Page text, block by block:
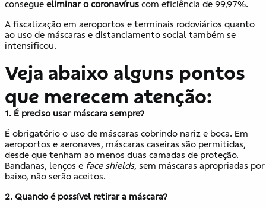
consegue eliminar o coronavírus com eficiência de 99,97%.
A fiscalização em aeroportos e terminais rodoviários quanto
ao uso de máscaras e distanciamento social também se
intensificou.
Veja abaixo alguns pontos
que merecem atenção:
1. É preciso usar máscara sempre?
É obrigatório o uso de máscaras cobrindo nariz e boca. Em
aeroportos e aeronaves, máscaras caseiras são permitidas,
desde que tenham ao menos duas camadas de proteção.
Bandanas, lenços e face shields, sem máscaras apropriadas por
baixo, não serão aceitos.
2. Quando é possível retirar a máscara?